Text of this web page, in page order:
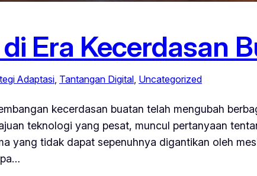
Era Kecerdasan
Adaptasi, Tantangan Digital, Uncategorized
kecerdasan buatan telah mengubah
teknologi yang pesat, muncul pertanyaan
yang tidak dapat sepenuhnya digantikan oleh